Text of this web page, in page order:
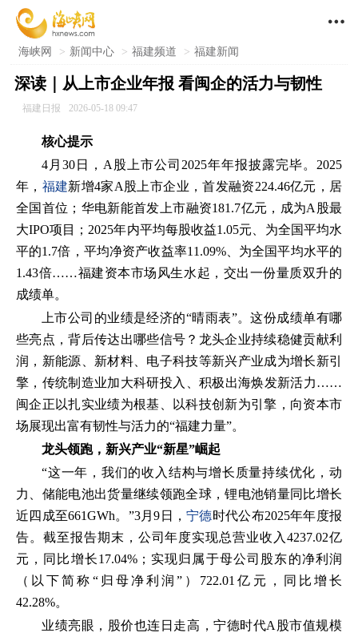

海峡网 > 新闻中心 > 福建频道 > 福建新闻
深读｜从上市企业年报 看闽企的活力与韧性
福建日报 2026-05-18 09:47
核心提示
4月30日，A股上市公司2025年年报披露完毕。2025
年， 福建新增4家A股上市企业，首发融资224.46亿元，居
全国首位；华电新能首发上市融资181.7亿元，成为A股最
大IPO项目；2025年内平均每股收益1.05元、为全国平均水
平的1.7倍，平均净资产收益率11.09%、为全国平均水平的
1.43倍……福建资本市场风生水起，交出一份量质双升的
成绩单。
上市公司的业绩是经济的“晴雨表”。这份成绩单有哪
些亮点，背后传达出哪些信号？龙头企业持续稳健贡献利
润，新能源、新材料、电子科技等新兴产业成为增长新引
擎，传统制造业加大科研投入、积极出海焕发新活力……
闽企正以扎实业绩为根基、以科技创新为引擎，向资本市
场展现出富有韧性与活力的“福建力量”。
龙头领跑，新兴产业“新星”崛起
“这一年，我们的收入结构与增长质量持续优化，动
力、储能电池出货量继续领跑全球，锂电池销量同比增长
近四成至661GWh。”3月9日，宁德时代公布2025年年度报
告。截至报告期末，公司年度实现总营业收入4237.02亿
元，同比增长17.04%；实现归属于母公司股东的净利润
（以下简称“归母净利润”）722.01亿元，同比增长
42.28%。
业绩亮眼，股价也连日走高，宁德时代A股市值规模